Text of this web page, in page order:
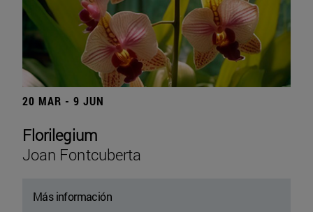
20 MAR - 9 JUN
Florilegium
Joan Fontcuberta
Más información